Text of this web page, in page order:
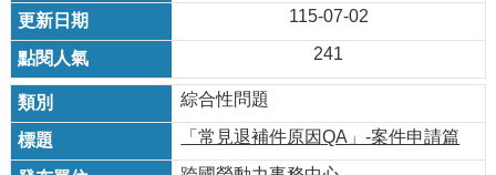
放
宣
告
檢
舉
貪
瀆
115-07-02
241
綜合性問題
「常見退補件原因QA」-案件申請篇